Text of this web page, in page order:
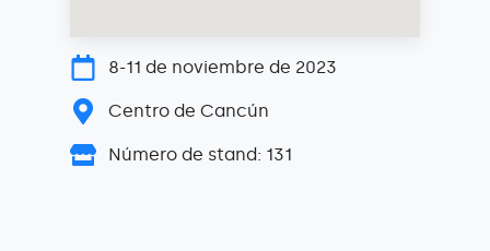
8-11 de noviembre de 2023
Centro de Cancún
Número de stand: 131